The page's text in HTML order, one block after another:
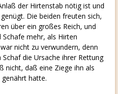
der Hirtenstab nötig ist und
Die beiden freuten sich,
über ein großes Reich, und
mehr, als Hirten
nicht zu verwundern, denn
die Ursache ihrer Rettung
nicht, daß eine Ziege ihn als
hatte.